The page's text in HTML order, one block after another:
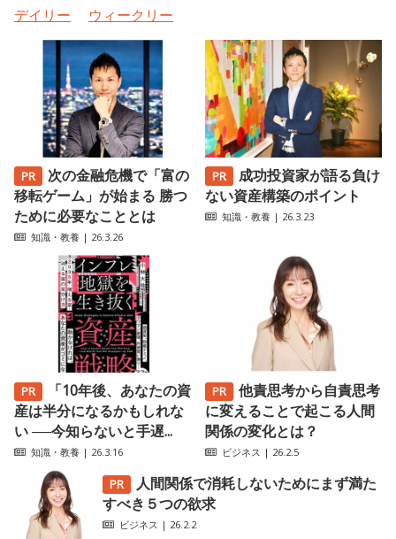
デイリー
ウィークリー
次の金融危機で「富の
移転ゲーム」が始まる 勝つ
ために必要なこととは
知識・教養 | 26.3.26
成功投資家が語る負け
ない資産構築のポイント
知識・教養 | 26.3.23
「10年後、あなたの資
産は半分になるかもしれな
い ──今知らないと手遅...
知識・教養 | 26.3.16
他責思考から自責思考
に変えることで起こる人間
関係の変化とは？
ビジネス | 26.2.5
人間関係で消耗しないためにまず満た
すべき５つの欲求
ビジネス | 26.2.2